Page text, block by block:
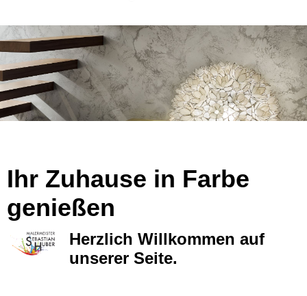
Ihr Zuhause in Farbe
genießen
Herzlich Willkommen auf
unserer Seite.